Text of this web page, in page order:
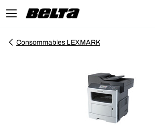
Consommables LEXMARK